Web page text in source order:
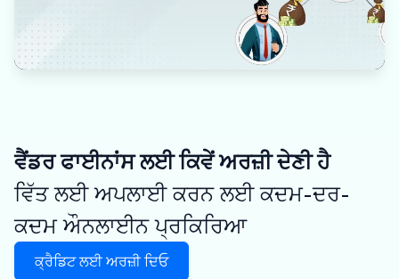
ਵੈਂਡਰ ਫਾਈਨਾਂਸ ਲਈ ਕਿਵੇਂ ਅਰਜ਼ੀ ਦੇਣੀ ਹੈ
ਵਿੱਤ ਲਈ ਅਪਲਾਈ ਕਰਨ ਲਈ ਕਦਮ-ਦਰ-
ਕਦਮ ਔਨਲਾਈਨ ਪ੍ਰਕਿਰਿਆ
ਕ੍ਰੈਡਿਟ ਲਈ ਅਰਜ਼ੀ ਦਿਓ